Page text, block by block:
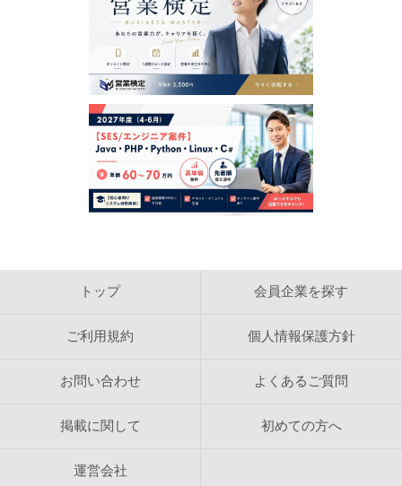
はできません。
虚偽の情報を登録し、提供する行為
第三者の著作権、商標権、プライバシー権、肖像権等す
べての法的権利を侵害する行為
犯罪的行為に結びつく行為
公序良俗に反する行為
反社会的活動に関する行為
法令、公序良俗に反する行為、またはそのおそれのある
日本営業協会で得た情報を利用しての営利を目的とした
情報提供等の行為
日本営業協会の運営の妨げとなる一切の行為
を自動的に検索し、結果を作成しております。 日本営
業協会は、検索結果として表示される内容に関して、カ
ん。 検索結果として表示される情報の正確さ、信頼
【著作権】
る著作権は株式会社ビジネスコネクションに帰属しま
WEBサイトで反映し、検索結果をリフォーマットして
表示することは禁じられています。
トップ 会員企業を探す
ご利用規約 個人情報保護方針
お問い合わせ よくあるご質問
掲載に関して 初めての方へ
運営会社